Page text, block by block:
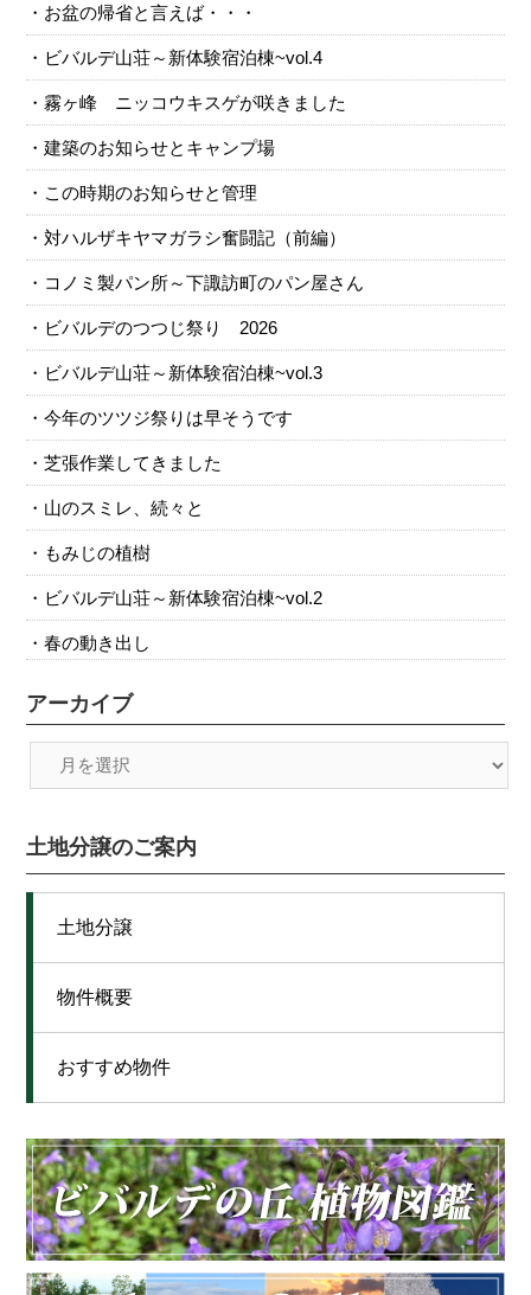
お盆の帰省と言えば・・・
ビバルデ山荘～新体験宿泊棟~vol.4
霧ヶ峰 ニッコウキスゲが咲きました
建築のお知らせとキャンプ場
この時期のお知らせと管理
対ハルザキヤマガラシ奮闘記（前編）
コノミ製パン所～下諏訪町のパン屋さん
ビバルデのつつじ祭り 2026
ビバルデ山荘～新体験宿泊棟~vol.3
今年のツツジ祭りは早そうです
芝張作業してきました
山のスミレ、続々と
もみじの植樹
ビバルデ山荘～新体験宿泊棟~vol.2
春の動き出し
アーカイブ
土地分譲のご案内
土地分譲
物件概要
おすすめ物件